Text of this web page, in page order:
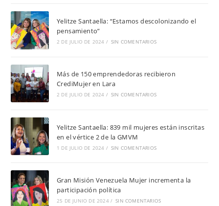
Yelitze Santaella: “Estamos descolonizando el
pensamiento”
2 DE JULIO DE 2024 / SIN COMENTARIOS
Más de 150 emprendedoras recibieron
CrediMujer en Lara
2 DE JULIO DE 2024 / SIN COMENTARIOS
Yelitze Santaella: 839 mil mujeres están inscritas
en el vértice 2 de la GMVM
1 DE JULIO DE 2024 / SIN COMENTARIOS
Gran Misión Venezuela Mujer incrementa la
participación política
25 DE JUNIO DE 2024 / SIN COMENTARIOS